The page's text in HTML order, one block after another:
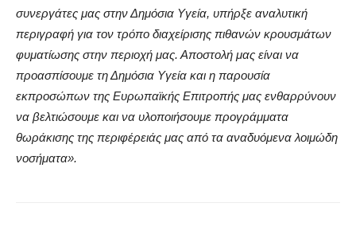
συνεργάτες μας στην Δημόσια Υγεία, υπήρξε αναλυτική
περιγραφή για τον τρόπο διαχείρισης πιθανών κρουσμάτων
φυματίωσης στην περιοχή μας. Αποστολή μας είναι να
προασπίσουμε τη Δημόσια Υγεία και η παρουσία
εκπροσώπων της Ευρωπαϊκής Επιτροπής μας ενθαρρύνουν
να βελτιώσουμε και να υλοποιήσουμε προγράμματα
θωράκισης της περιφέρειάς μας από τα αναδυόμενα λοιμώδη
νοσήματα».